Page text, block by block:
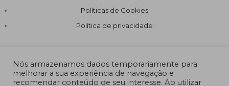
Políticas de Cookies
Política de privacidade
Nós armazenamos dados temporariamente para
melhorar a sua experiência de navegação e
recomendar conteúdo de seu interesse. Ao utilizar